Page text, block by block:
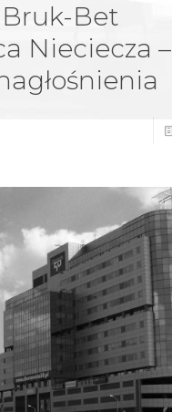
Bet
Nieciecza –